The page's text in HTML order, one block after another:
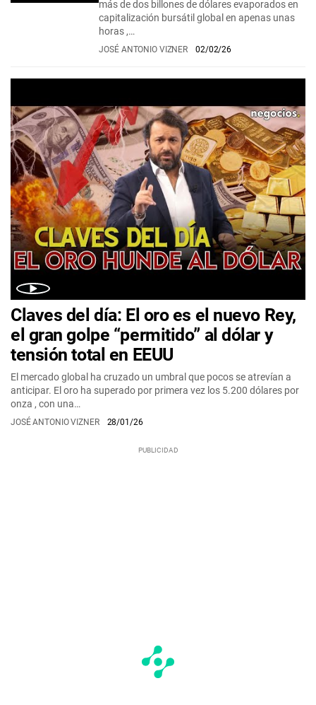
más de dos billones de dólares evaporados en
capitalización bursátil global en apenas unas
horas ,…
JOSÉ ANTONIO VIZNER 02/02/26
Claves del día: El oro es el nuevo Rey,
el gran golpe “permitido” al dólar y
tensión total en EEUU
El mercado global ha cruzado un umbral que pocos se atrevían a
anticipar. El oro ha superado por primera vez los 5.200 dólares por
onza , con una…
JOSÉ ANTONIO VIZNER 28/01/26